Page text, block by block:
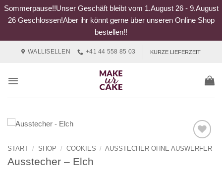
Sommerpause!!Unser Geschäft bleibt vom 1.August 26 - 9.August
26 Geschlossen!Aber ihr könnt gerne über unseren Online Shop
bestellen!!
WALLISELLEN +41 44 558 85 03 KURZE LIEFERZEIT
START / SHOP / COOKIES / AUSSTECHER OHNE AUSWERFER
Ausstecher – Elch